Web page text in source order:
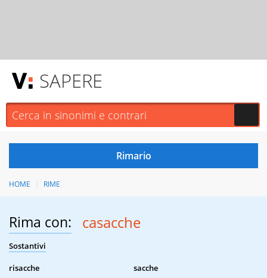
SAPERE
HOME RIME
Rima con: casacche
Sostantivi
risacche
sacche